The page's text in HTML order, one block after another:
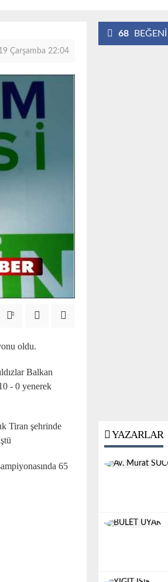
Çarşamba 22:04
oldu.
Balkan
- 0 yenerek
Tiran şehrinde
65
68 BEĞENİ
YAZARLAR